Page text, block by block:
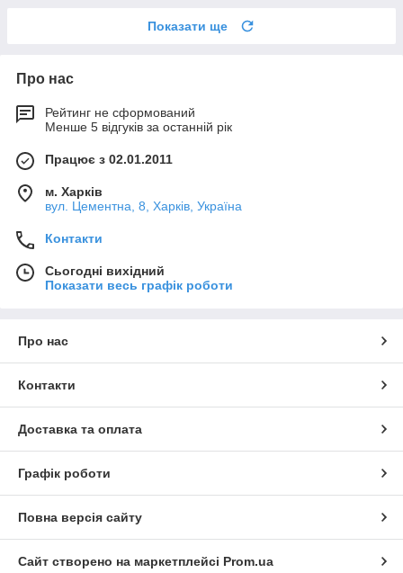
Показати ще
Про нас
Рейтинг не сформований
Менше 5 відгуків за останній рік
Працює з 02.01.2011
м. Харків
вул. Цементна, 8, Харків, Україна
Контакти
Сьогодні вихідний
Показати весь графік роботи
Про нас
Контакти
Доставка та оплата
Графік роботи
Повна версія сайту
Сайт створено на маркетплейсі Prom.ua